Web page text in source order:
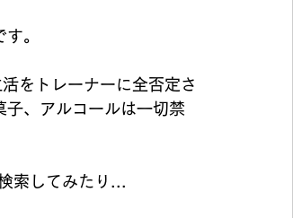
。
をトレーナーに全否定さ
子、アルコールは一切禁
索してみたり...